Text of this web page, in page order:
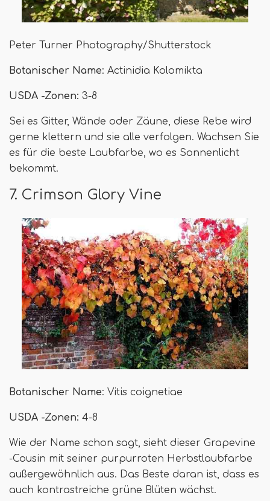
Peter Turner Photography/Shutterstock
Botanischer Name: Actinidia Kolomikta
USDA -Zonen: 3-8
Sei es Gitter, Wände oder Zäune, diese Rebe wird
gerne klettern und sie alle verfolgen. Wachsen Sie
es für die beste Laubfarbe, wo es Sonnenlicht
bekommt.
7. Crimson Glory Vine
Botanischer Name: Vitis coignetiae
USDA -Zonen: 4-8
Wie der Name schon sagt, sieht dieser Grapevine
-Cousin mit seiner purpurroten Herbstlaubfarbe
außergewöhnlich aus. Das Beste daran ist, dass es
auch kontrastreiche grüne Blüten wächst.